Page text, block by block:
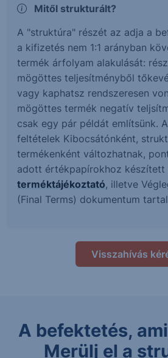
Mitől strukturált?
A "struktúra" részét az adja a
a kifizetés nem 1:1 arányban
termék árfolyam alakulását:
mögöttes teljesítményből
vagy kaphatsz rendszeresen
mögöttes termék negatív
csak egy pár példát említsünk.
feltételek Kibocsátónként,
termékenként változhatnak,
adott értékpapírokhoz készített
terméktájékoztató, illetve
(Final Terms) dokumentum
Visszahívás
A befektetés,
Merülj el a